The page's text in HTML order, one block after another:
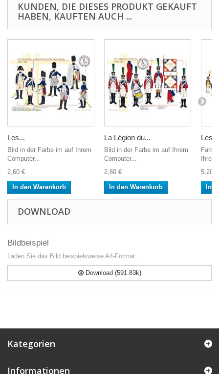
KUNDEN, DIE DIESES PRODUKT GEKAUFT
HABEN, KAUFTEN AUCH ...
Les...
Bild in der Farbe im auf Ihrem
Computer...
2,60 €
In den Warenkorb
La Légion du...
Bild in der Farbe im auf Ihrem
Computer...
2,60 €
In den Warenkorb
Les...
Ihren
5,20 €
In
DOWNLOAD
Bildbeispiel
Laden Sie das Bild beispielsweise A4-Format.
Download (591.83k)
Kategorien
Informationen